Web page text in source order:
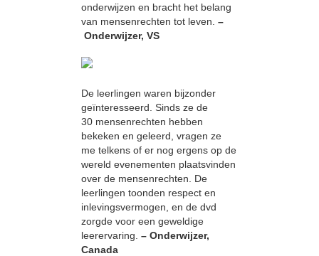
onderwijzen en bracht het belang
van mensenrechten tot leven. –
Onderwijzer, VS
De leerlingen waren bijzonder
geïnteresseerd. Sinds ze de
30 mensenrechten hebben
bekeken en geleerd, vragen ze
me telkens of er nog ergens op de
wereld evenementen plaatsvinden
over de mensenrechten. De
leerlingen toonden respect en
inlevingsvermogen, en de dvd
zorgde voor een geweldige
leerervaring. – Onderwijzer,
Canada